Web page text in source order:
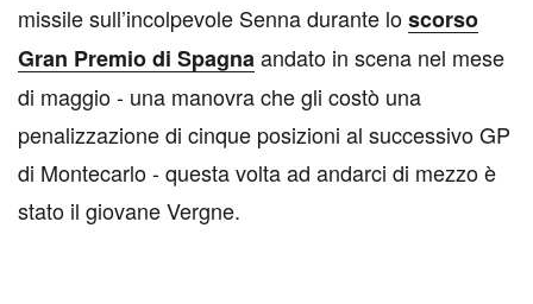
missile sull’incolpevole Senna durante loscorso
Gran Premio di Spagnaandato in scena nel mese
di maggio - una manovra che gli costò una
penalizzazione di cinque posizioni al successivo GP
di Montecarlo - questa volta ad andarci di mezzo è
stato il giovane Vergne.